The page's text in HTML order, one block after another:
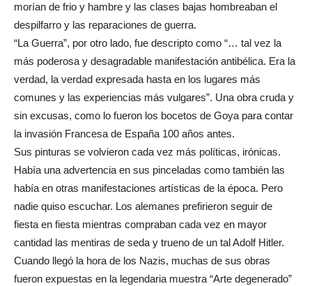
morían de frio y hambre y las clases bajas hombreaban el
despilfarro y las reparaciones de guerra.
“La Guerra”, por otro lado, fue descripto como “… tal vez la
más poderosa y desagradable manifestación antibélica. Era la
verdad, la verdad expresada hasta en los lugares más
comunes y las experiencias más vulgares”. Una obra cruda y
sin excusas, como lo fueron los bocetos de Goya para contar
la invasión Francesa de España 100 años antes.
Sus pinturas se volvieron cada vez más políticas, irónicas.
Había una advertencia en sus pinceladas como también las
había en otras manifestaciones artísticas de la época. Pero
nadie quiso escuchar. Los alemanes prefirieron seguir de
fiesta en fiesta mientras compraban cada vez en mayor
cantidad las mentiras de seda y trueno de un tal Adolf Hitler.
Cuando llegó la hora de los Nazis, muchas de sus obras
fueron expuestas en la legendaria muestra “Arte degenerado”